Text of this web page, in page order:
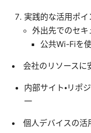
実践的な活用ポイ
外出先でのセキ
公共Wi-Fiを
会社のリソースに
内部サイト・リポ
一
個人デバイスの活